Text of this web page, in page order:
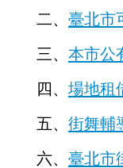
二、 臺北市
三、 本市公
四、 場地租
五、 街舞輔
六、 臺北市